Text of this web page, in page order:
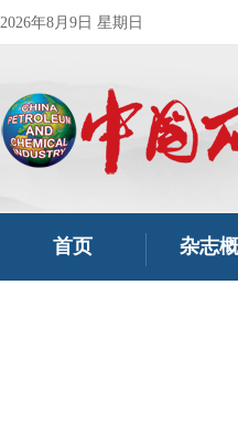
2026年8月9日 星期日
首页 杂志